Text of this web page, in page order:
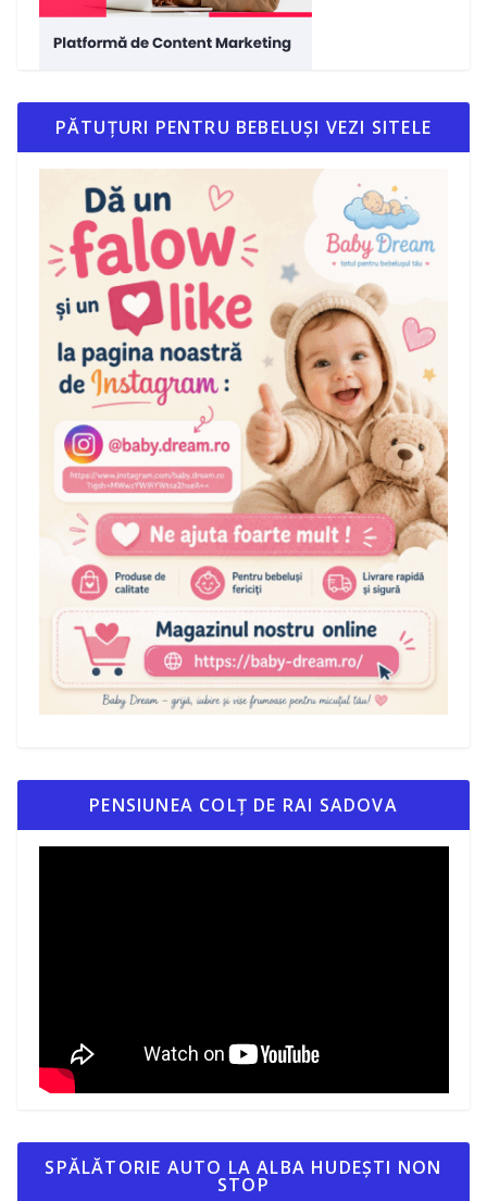
PĂTUȚURI PENTRU BEBELUȘI VEZI SITELE
PENSIUNEA COLȚ DE RAI SADOVA
SPĂLĂTORIE AUTO LA ALBA HUDEȘTI NON
STOP